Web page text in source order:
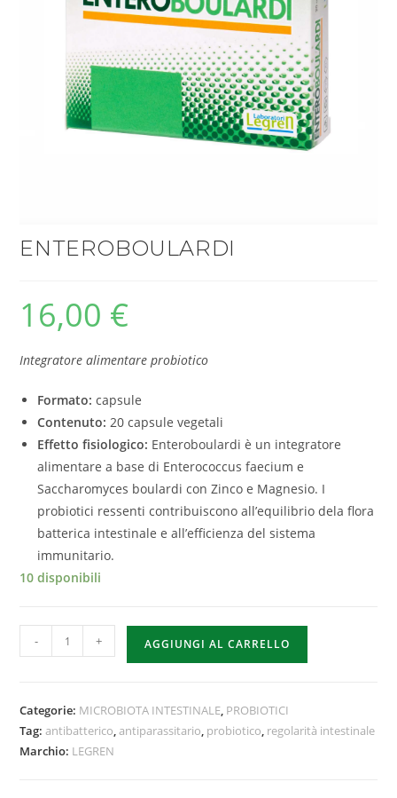
ENTEROBOULARDI
16,00 €
Integratore alimentare probiotico
Formato: capsule
Contenuto: 20 capsule vegetali
Effetto fisiologico: Enteroboulardi è un integratore
alimentare a base di Enterococcus faecium e
Saccharomyces boulardi con Zinco e Magnesio. I
probiotici ressenti contribuiscono all’equilibrio dela flora
batterica intestinale e all’efficienza del sistema
immunitario.
10 disponibili
- + AGGIUNGI AL CARRELLO
Categorie: MICROBIOTA INTESTINALE, PROBIOTICI
Tag:antibatterico,antiparassitario, probiotico, regolarità intestinale
Marchio: LEGREN